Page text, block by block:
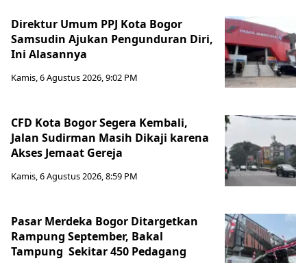
Direktur Umum PPJ Kota Bogor
Samsudin Ajukan Pengunduran Diri,
Ini Alasannya
Kamis, 6 Agustus 2026, 9:02 PM
CFD Kota Bogor Segera Kembali,
Jalan Sudirman Masih Dikaji karena
Akses Jemaat Gereja
Kamis, 6 Agustus 2026, 8:59 PM
Pasar Merdeka Bogor Ditargetkan
Rampung September, Bakal
Tampung Sekitar 450 Pedagang